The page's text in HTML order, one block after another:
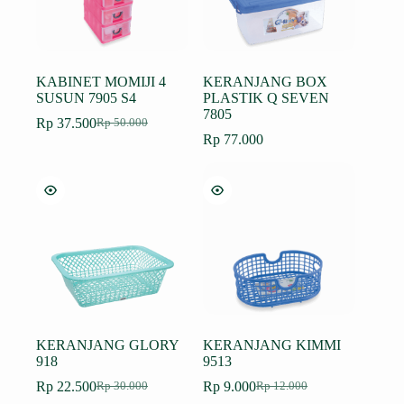
KABINET MOMIJI 4
SUSUN 7905 S4
Rp50.000
Harga
Rp 37.500Harga
KERANJANG BOX
PLASTIK Q SEVEN
7805
Rp 77.000
KERANJANG GLORY
918
Rp30.000
Harga
Rp 22.500Harga
KERANJANG KIMMI
9513
Rp12.000
Harga
Rp 9.000Harga